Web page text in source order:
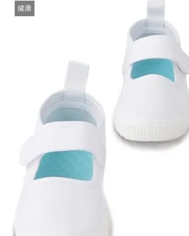
健康